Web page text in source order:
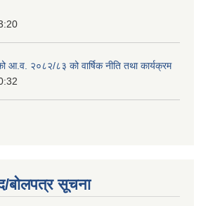
आ.व. २०८२/८३ को वार्षिक नीति तथा कार्यक्रम
बोलपत्र सूचना